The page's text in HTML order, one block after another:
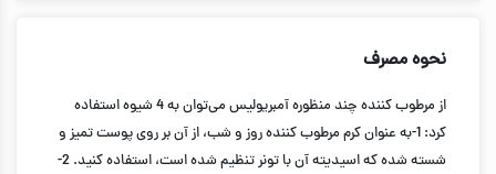
نحوه مصرف
از مرطوب کننده چند منظوره آمبریولیس می‌توان به 4 شیوه استفاده
کرد: 1-به عنوان کرم مرطوب کننده روز و شب، از آن بر روی پوست تمیز و
شسته شده که اسیدیته آن با تونر تنظیم شده است، استفاده کنید. 2-